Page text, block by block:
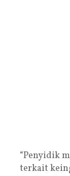
“Penyidik
terkait